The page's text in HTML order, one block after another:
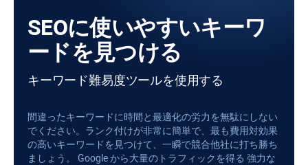
SEOに使いやすいキーワ
ードを見つける
キーワード難易度ツールを使用する
間違ったキーワードに時間と最適化の労力を無駄にしない
でください。ランク付けが非常に簡単で、最も費用対効果
の高いキーワードを見つけて、一瞬で競合他社に打ち勝ち
ましょう。 Google から大量のトラフィックを得る 強力な